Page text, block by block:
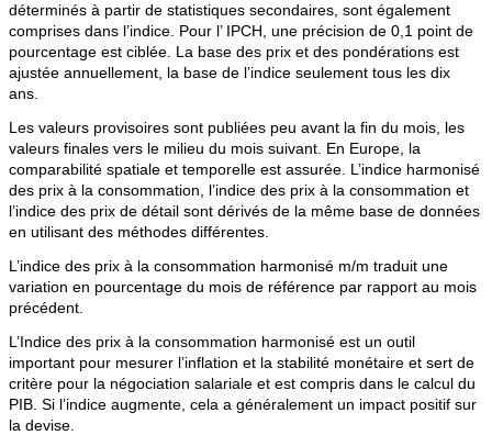
déterminés à partir de statistiques secondaires, sont également
comprises dans l’indice. Pour l’ IPCH, une précision de 0,1 point de
pourcentage est ciblée. La base des prix et des pondérations est
ajustée annuellement, la base de l’indice seulement tous les dix
ans.
Les valeurs provisoires sont publiées peu avant la fin du mois, les
valeurs finales vers le milieu du mois suivant. En Europe, la
comparabilité spatiale et temporelle est assurée. L’indice harmonisé
des prix à la consommation, l’indice des prix à la consommation et
l’indice des prix de détail sont dérivés de la même base de données
en utilisant des méthodes différentes.
L’indice des prix à la consommation harmonisé m/m traduit une
variation en pourcentage du mois de référence par rapport au mois
précédent.
L’Indice des prix à la consommation harmonisé est un outil
important pour mesurer l’inflation et la stabilité monétaire et sert de
critère pour la négociation salariale et est compris dans le calcul du
PIB. Si l’indice augmente, cela a généralement un impact positif sur
la devise.